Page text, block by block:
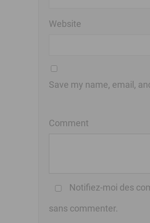
Website
Save my name, email,
Comment
Notifiez-moi des
sans commenter.